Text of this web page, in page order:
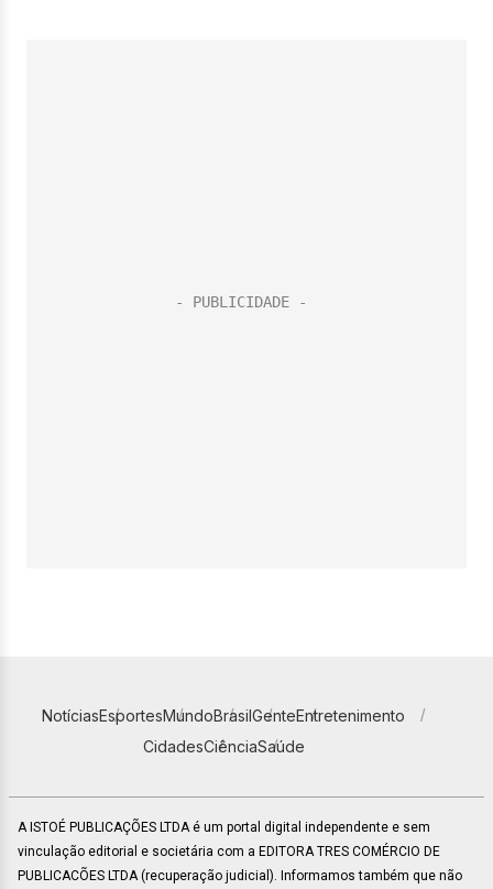
NotíciasEsportesMundoBrasilGenteEntretenimento
CidadesCiênciaSaúde
A ISTOÉ PUBLICAÇÕES LTDA é um portal digital independente e sem
vinculação editorial e societária com a EDITORA TRES COMÉRCIO DE
PUBLICACÕES LTDA (recuperação judicial). Informamos também que não